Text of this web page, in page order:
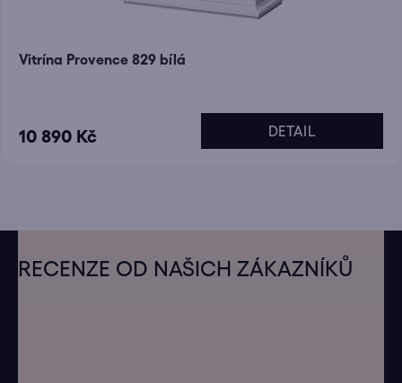
Vitrína Provence 829 bílá
10 890 Kč DETAIL
RECENZE OD NAŠICH ZÁKAZNÍKŮ